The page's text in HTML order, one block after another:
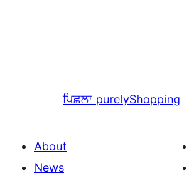
ਪਿਛਲਾ purelyShopping
About
News